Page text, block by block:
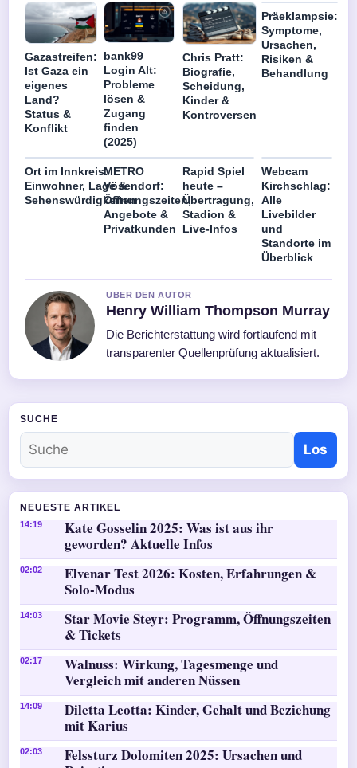
Gazastreifen:
Ist Gaza ein
eigenes
Land?
Status &
Konflikt
bank99
Login Alt:
Probleme
lösen &
Zugang
finden
(2025)
Chris Pratt:
Biografie,
Scheidung,
Kinder &
Kontroversen
Präeklampsie:
Symptome,
Ursachen,
Risiken &
Behandlung
Ort im Innkreis:
Einwohner, Lage &
Sehenswürdigkeiten
METRO
Vösendorf:
Öffnungszeiten,
Angebote &
Privatkunden
Rapid Spiel
heute –
Übertragung,
Stadion &
Live-Infos
Webcam
Kirchschlag:
Alle
Livebilder
und
Standorte im
Überblick
UBER DEN AUTOR
Henry William Thompson Murray
Die Berichterstattung wird fortlaufend mit
transparenter Quellenprüfung aktualisiert.
SUCHE
Los
NEUESTE ARTIKEL
14:19
Kate Gosselin 2025: Was ist aus ihr
geworden? Aktuelle Infos
02:02
Elvenar Test 2026: Kosten, Erfahrungen &
Solo-Modus
14:03
Star Movie Steyr: Programm, Öffnungszeiten
& Tickets
02:17
Walnuss: Wirkung, Tagesmenge und
Vergleich mit anderen Nüssen
14:09
Diletta Leotta: Kinder, Gehalt und Beziehung
mit Karius
02:03
Felssturz Dolomiten 2025: Ursachen und